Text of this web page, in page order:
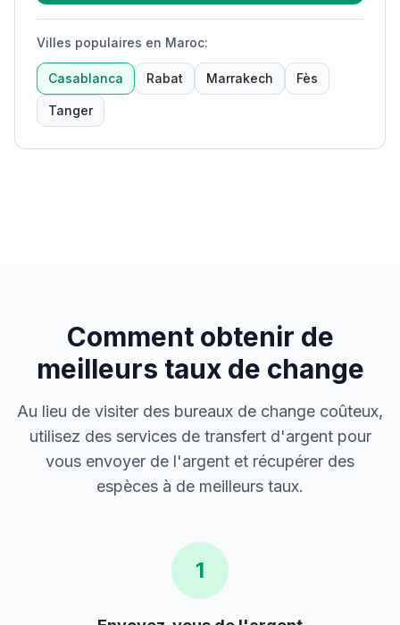
Villes populaires en Maroc:
Casablanca Rabat Marrakech Fès
Tanger
Comment obtenir de
meilleurs taux de change
Au lieu de visiter des bureaux de change coûteux,
utilisez des services de transfert d'argent pour
vous envoyer de l'argent et récupérer des
espèces à de meilleurs taux.
1